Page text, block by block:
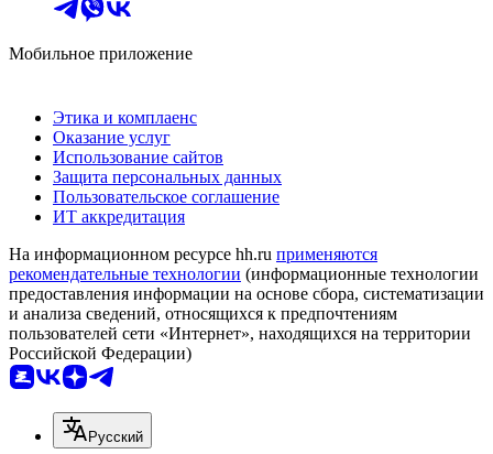
Мобильное приложение
Этика и комплаенс
Оказание услуг
Использование сайтов
Защита персональных данных
Пользовательское соглашение
ИТ аккредитация
На информационном ресурсе hh.ru применяются
рекомендательные технологии (информационные технологии
предоставления информации на основе сбора, систематизации
и анализа сведений, относящихся к предпочтениям
пользователей сети «Интернет», находящихся на территории
Российской Федерации)
Русский